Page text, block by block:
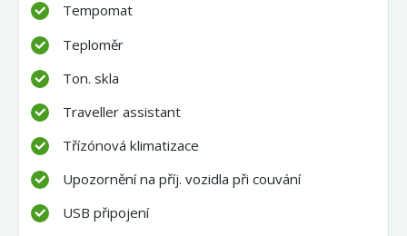
Tempomat
Teploměr
Ton. skla
Traveller assistant
Třízónová klimatizace
Upozornění na příj. vozidla při couvání
USB připojení